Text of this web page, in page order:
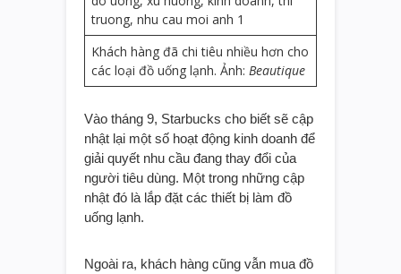
Khách hàng đã chi tiêu nhiều hơn cho
các loại đồ uống lạnh. Ảnh: Beautique
Vào tháng 9, Starbucks cho biết sẽ cập
nhật lại một số hoạt động kinh doanh để
giải quyết nhu cầu đang thay đổi của
người tiêu dùng. Một trong những cập
nhật đó là lắp đặt các thiết bị làm đồ
uống lạnh.
Ngoài ra, khách hàng cũng vẫn mua đồ